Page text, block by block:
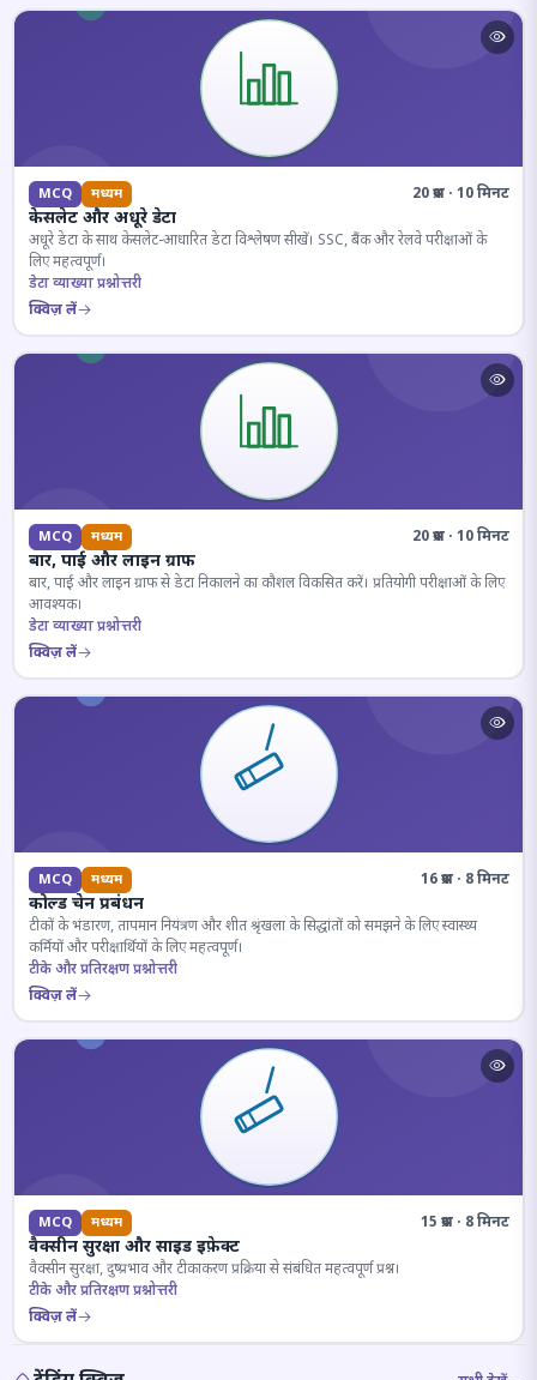
MCQ मध्यम 20 प्रश्न · 10 मिनट
केसलेट और अधूरे डेटा
अधूरे डेटा के साथ केसलेट-आधारित डेटा विश्लेषण सीखें। SSC, बैंक और रेलवे परीक्षाओं के
लिए महत्वपूर्ण।
डेटा व्याख्या प्रश्नोत्तरी
क्विज़ लें
MCQ मध्यम 20 प्रश्न · 10 मिनट
बार, पाई और लाइन ग्राफ
बार, पाई और लाइन ग्राफ से डेटा निकालने का कौशल विकसित करें। प्रतियोगी परीक्षाओं के लिए
आवश्यक।
डेटा व्याख्या प्रश्नोत्तरी
क्विज़ लें
MCQ मध्यम 16 प्रश्न · 8 मिनट
कोल्ड चेन प्रबंधन
टीकों के भंडारण, तापमान नियंत्रण और शीत श्रृंखला के सिद्धांतों को समझने के लिए स्वास्थ्य
कर्मियों और परीक्षार्थियों के लिए महत्वपूर्ण।
टीके और प्रतिरक्षण प्रश्नोत्तरी
क्विज़ लें
MCQ मध्यम 15 प्रश्न · 8 मिनट
वैक्सीन सुरक्षा और साइड इफ़ेक्ट
वैक्सीन सुरक्षा, दुष्प्रभाव और टीकाकरण प्रक्रिया से संबंधित महत्वपूर्ण प्रश्न।
टीके और प्रतिरक्षण प्रश्नोत्तरी
क्विज़ लें